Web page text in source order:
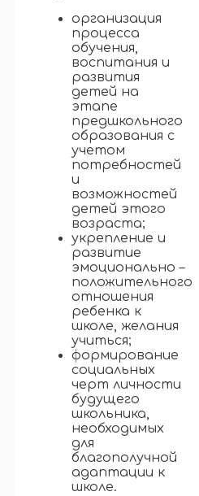
организация
процесса
обучения,
воспитания и
развития
детей на
этапе
предшкольного
образования с
учетом
потребностей
и
возможностей
детей этого
возраста;
укрепление и
развитие
эмоционально –
положительного
отношения
ребенка к
школе, желания
учиться;
формирование
социальных
черт личности
будущего
школьника,
необходимых
для
благополучной
адаптации к
школе.